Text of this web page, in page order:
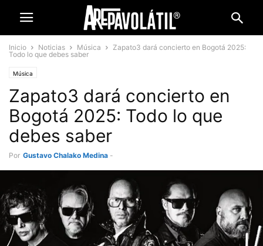
Inicio Noticias Música
Zapato3 dará concierto en Bogotá 2025:
Todo lo que debes saber
Música
Zapato3 dará concierto en
Bogotá 2025: Todo lo que
debes saber
Por Gustavo Chalako Medina -